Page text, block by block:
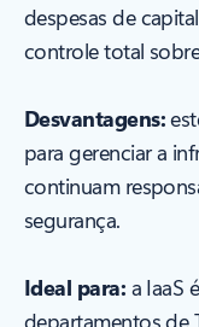
despesas de
controle total
Desvantagens:
para gerenciar a
continuam
segurança.
Ideal para: a IaaS